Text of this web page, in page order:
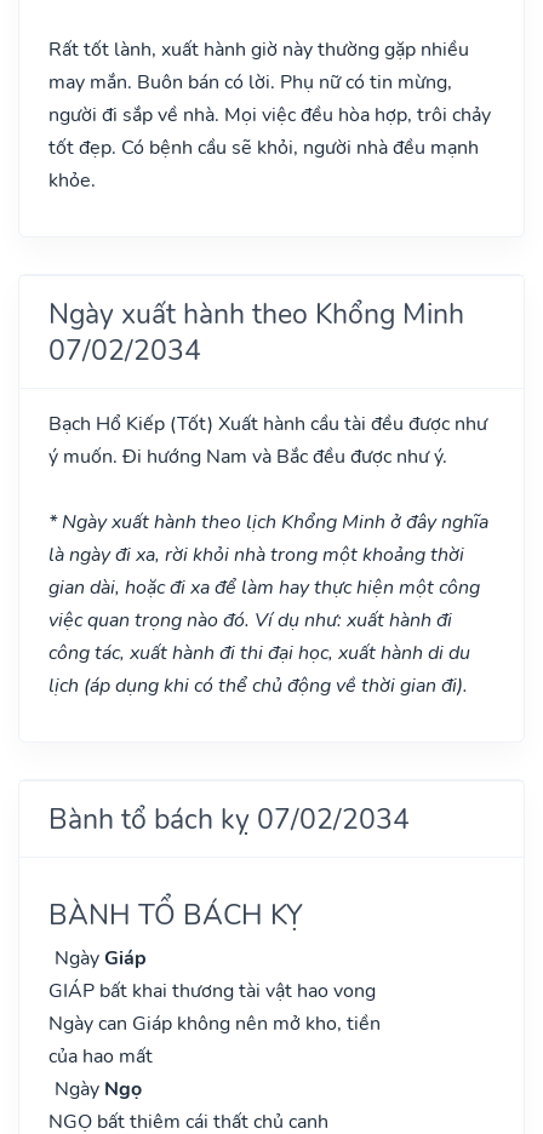
Rất tốt lành, xuất hành giờ này thường gặp nhiều
may mắn. Buôn bán có lời. Phụ nữ có tin mừng,
người đi sắp về nhà. Mọi việc đều hòa hợp, trôi chảy
tốt đẹp. Có bệnh cầu sẽ khỏi, người nhà đều mạnh
khỏe.
Ngày xuất hành theo Khổng Minh
07/02/2034
Bạch Hổ Kiếp (Tốt) Xuất hành cầu tài đều được như
ý muốn. Đi hướng Nam và Bắc đều được như ý.
* Ngày xuất hành theo lịch Khổng Minh ở đây nghĩa
là ngày đi xa, rời khỏi nhà trong một khoảng thời
gian dài, hoặc đi xa để làm hay thực hiện một công
việc quan trọng nào đó. Ví dụ như: xuất hành đi
công tác, xuất hành đi thi đại học, xuất hành di du
lịch (áp dụng khi có thể chủ động về thời gian đi).
Bành tổ bách kỵ 07/02/2034
BÀNH TỔ BÁCH KỴ
NgàyGiáp
GIÁP bất khai thương tài vật hao vong
Ngày can Giáp không nên mở kho, tiền
của hao mất
Ngày Ngọ
NGỌ bất thiêm cái thất chủ canh